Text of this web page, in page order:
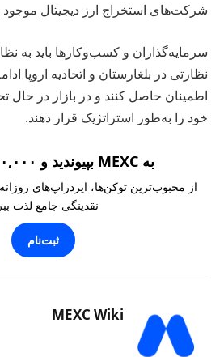
شرکت‌های استخراج ارز دیجیتال موجود
سرمایه‌گذاران و کسب‌وکارها باید به
نظارتی در بلغارستان و اتحادیه اروپا
اطمینان حاصل کنند و در بازار در حال
خود را به‌طور استراتژیک قرار دهند.
به MEXC بپیوندید و ۱۰,۰۰۰ تتر بگیرید
از محبوب‌ترین توکن‌ها، ایردراپ‌های
نقدینگی جامع لذت
ثبت‌نام
MEXC Wiki